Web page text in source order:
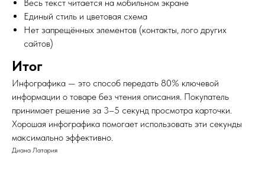
Весь текст читается на мобильном экране
Единый стиль и цветовая схема
Нет запрещённых элементов (контакты, лого других
сайтов)
Итог
Инфографика — это способ передать 80% ключевой
информации о товаре без чтения описания. Покупатель
принимает решение за 3–5 секунд просмотра карточки.
Хорошая инфографика помогает использовать эти секунды
максимально эффективно.
Диана Латария